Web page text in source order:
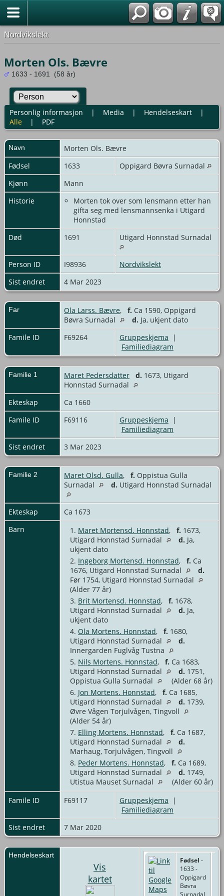
Nordvikslekt
Morten Ols. Bævre
1633 - 1691 (58 år)
Personlig informasjon | Media | Hendelseskart|
Alle| PDF
Navn Morten Ols. Bævre
Fødsel
1633
Oppigard Bøvra Surnadal
Kjønn
Mann
Historie
Morten tok over som lensmann etter han
gifta seg med lensmannsenka i Utigard
Honnstad
Død
1691 Utigard Honnstad Surnadal
Person ID I98936
Nordvikslekt
Sist endret
4 Mar 2023
Far Ola Larss. Bævre, f. Ca 1590, Oppigard
Bøvra Surnadal
d. Ja, ukjent dato
Famile ID
F69264 Gruppeskjema |
Familiediagram
Familie 1 Maret Pedersdatter d. 1673, Utigard
Honnstad Surnadal
Ekteskap
Ca 1660
Famile ID
F69116 Gruppeskjema |
Familiediagram
Sist endret
3 Mar 2023
Familie 2 Maret Olsd. Gulla, f. Oppistua Gulla
Surnadal
d. Utigard Honnstad Surnadal
Ekteskap
Ca 1673
Barn
1. Maret Mortensd. Honnstad, f. 1673,
Utigard Honnstad Surnadal
d. Ja,
ukjent dato
2. Ingeborg Mortensd. Honnstad, f. Ca
1676, Utigard Honnstad Surnadal
d.
Før 1754, Utigard Honnstad Surnadal
(Alder 77 år)
3. Brit Mortensd. Honnstad, f. 1678,
Utigard Honnstad Surnadal
d. Ja,
ukjent dato
4. Ola Mortens. Honnstad, f. 1680,
Utigard Honnstad Surnadal
d.
Innergarden Fuglvåg Tustna
5. Nils Mortens. Honnstad, f. Ca 1683,
Utigard Honnstad Surnadal
d. 1751,
Oppistua Gulla Surnadal
(Alder 68 år)
6. Jon Mortens. Honnstad, f. Ca 1685,
Utigard Honnstad Surnadal
d. 1739,
Øvre Vågen Torjulvågen, Tingvoll
(Alder 54 år)
7. Elling Mortens. Honnstad, f. Ca 1687,
Utigard Honnstad Surnadal
d.
Marhaug, Torjulvågen, Tingvoll
8. Peder Mortens. Honnstad, f. Ca 1689,
Utigard Honnstad Surnadal
d. 1749,
Utistua Mauset Surnadal
(Alder 60 år)
Famile ID
F69117 Gruppeskjema |
Familiediagram
Sist endret
7 Mar 2020
Hendelseskart
Vis
kartet
Fødsel -
1633 -
Oppigard
Bøvra
Surnadal